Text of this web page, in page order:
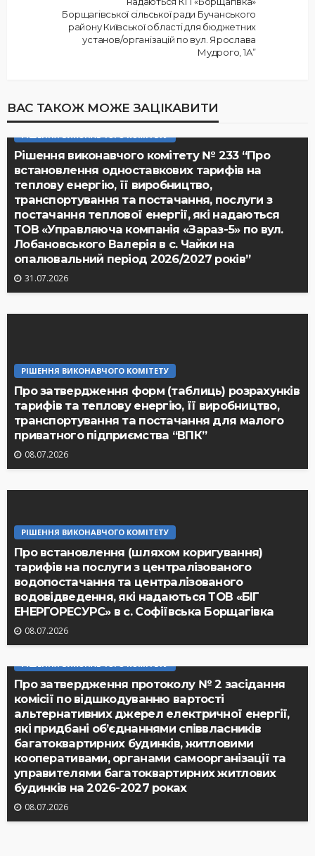
Борщагівської сільської ради Бучанського
району Київської області для бюджетних
установ/організацій по вул. Ярослава
Мудрого, 1А”
ВАС ТАКОЖ МОЖЕ ЗАЦІКАВИТИ
Рішення виконавчого комітету № 233 “Про
встановлення одноставкових тарифів на
теплову енергію, її виробництво,
транспортування та постачання, послуги з
постачання теплової енергії, які надаються
ТОВ «Управляюча компанія «Зараз-5» по вул.
Лобановського Валерія в с. Чайки на
опалювальний період 2026/2027 років”
31.07.2026
РІШЕННЯ ВИКОНАВЧОГО КОМІТЕТУ
Про затвердження форм (таблиць) розрахунків
тарифів та теплову енергію, її виробництво,
транспортування та постачання для малого
приватного підприємства “ВПК”
08.07.2026
РІШЕННЯ ВИКОНАВЧОГО КОМІТЕТУ
Про встановлення (шляхом коригування)
тарифів на послуги з централізованого
водопостачання та централізованого
водовідведення, які надаються ТОВ «БІГ
ЕНЕРГОРЕСУРС» в с. Софіївська Борщагівка
08.07.2026
Про затвердження протоколу № 2 засідання
комісії по відшкодуванню вартості
альтернативних джерел електричної енергії,
які придбані об’єднаннями співвласників
багатоквартирних будинків, житловими
кооперативами, органами самоорганізації та
управителями багатоквартирних житлових
будинків на 2026-2027 роках
08.07.2026